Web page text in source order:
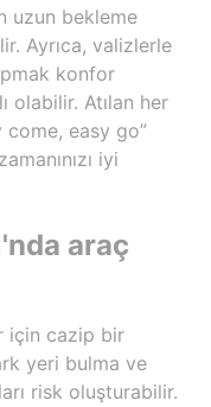
uzun bekleme
Ayrıca, valizlerle
konfor
olabilir. Atılan her
come, easy go”
iyi
araç
için cazip bir
yeri bulma ve
risk oluşturabilir.